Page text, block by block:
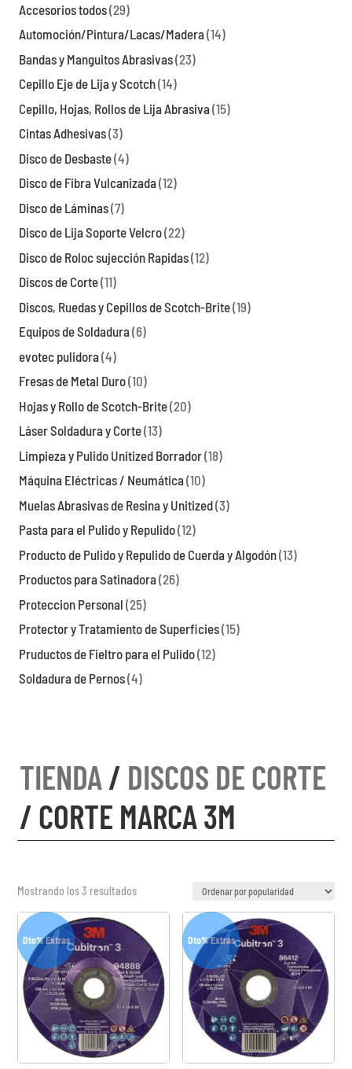
Accesorios todos(29)
Automoción/Pintura/Lacas/Madera(14)
Bandas y Manguitos Abrasivas(23)
Cepillo Eje de Lija y Scotch(14)
Cepillo, Hojas, Rollos de Lija Abrasiva(15)
Cintas Adhesivas(3)
Disco de Desbaste(4)
Disco de Fibra Vulcanizada(12)
Disco de Láminas(7)
Disco de Lija Soporte Velcro(22)
Disco de Roloc sujección Rapidas(12)
Discos de Corte(11)
Discos, Ruedas y Cepillos de Scotch-Brite(19)
Equipos de Soldadura(6)
evotec pulidora(4)
Fresas de Metal Duro(10)
Hojas y Rollo de Scotch-Brite(20)
Láser Soldadura y Corte(13)
Limpieza y Pulido Unitized Borrador(18)
Máquina Eléctricas / Neumática(10)
Muelas Abrasivas de Resina y Unitized(3)
Pasta para el Pulido y Repulido(12)
Producto de Pulido y Repulido de Cuerda y Algodón(13)
Productos para Satinadora(26)
Proteccion Personal (25)
Protector y Tratamiento de Superficies(15)
Pruductos de Fieltro para el Pulido(12)
Soldadura de Pernos(4)
TIENDA / DISCOS DE CORTE
/ CORTE MARCA 3M
Mostrando los 3 resultadosOrdenado
popularidad
Dto% Extras Dto% Extras